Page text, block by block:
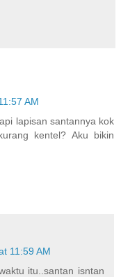
AM
lapisan santannya kok
kentel? Aku bikin
11:59 AM
itu..santan isntan